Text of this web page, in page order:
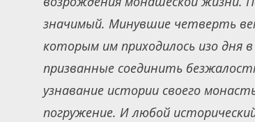
значимый. Минувшие четверть
которым им приходилось изо дня
призванные соединить
узнавание истории своего
погружение. И любой